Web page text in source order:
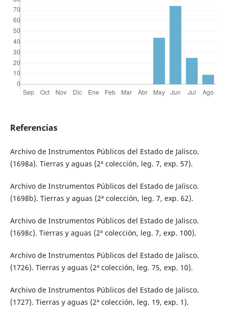
Referencias
Archivo de Instrumentos Públicos del Estado de Jalisco.
(1698a). Tierras y aguas (2ª colección, leg. 7, exp. 57).
Archivo de Instrumentos Públicos del Estado de Jalisco.
(1698b). Tierras y aguas (2ª colección, leg. 7, exp. 62).
Archivo de Instrumentos Públicos del Estado de Jalisco.
(1698c). Tierras y aguas (2ª colección, leg. 7, exp. 100).
Archivo de Instrumentos Públicos del Estado de Jalisco.
(1726). Tierras y aguas (2ª colección, leg. 75, exp. 10).
Archivo de Instrumentos Públicos del Estado de Jalisco.
(1727). Tierras y aguas (2ª colección, leg. 19, exp. 1).